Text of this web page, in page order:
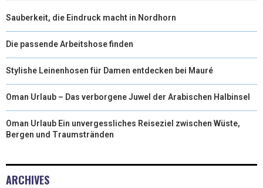
Sauberkeit, die Eindruck macht in Nordhorn
Die passende Arbeitshose finden
Stylishe Leinenhosen für Damen entdecken bei Mauré
Oman Urlaub – Das verborgene Juwel der Arabischen Halbinsel
Oman Urlaub Ein unvergessliches Reiseziel zwischen Wüste,
Bergen und Traumstränden
ARCHIVES